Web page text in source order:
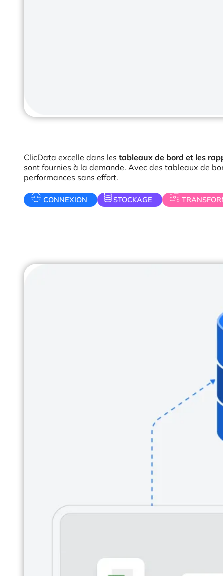
ClicData excelle dans les tableaux de bord et les
sont fournies à la demande. Avec des tableaux de
performances sans effort.
CONNEXION STOCKAGE